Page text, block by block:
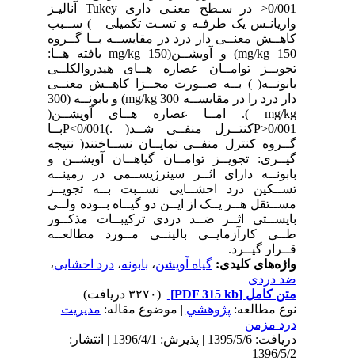
>0/001 در سـطح معنـی داری Tukey آنالیـز
واریانـس یک طرفـه و تسـت تکمیلی ) ســبب
کاهــش معنــی دار درد در مقایســه بــا گــروه
150 mg/kg) و آویشــن(150 mg/kg یافته هــا:
تجویــز توامــان عصاره هــای هیدروالکلــی
بابونــه( ) بــه صــورت مجــزا کاهــش معنــی
دار درد را در مقایســه 300 mg/kg) و بابونــه (300
mg/kg ). امــا عصاره هــای آویشــن(
P>0/001کنتــرل منفــی شــد( .)P<0/001بــا
گــروه کنترل منفــی نمایــان نســاختند( نتیجه
گیــری: تجویــز توامــان گیاهــان آویشــن و
بابونــه دارای اثــر سینرژیســمی در زمینــه
تســکین درد احشــایی نســبت بــه تجویــز
مســتقل هــر یــک از ایــن دو گیــاه بــوده ولــی
بایســتی اثــر ضــد دردی ترکیبــات مذکــور
طــی کارآزمایــی بالینــی مــورد مطالعــه
قــرار گیــرد.
واژه‌های کلیدی:گیاه آویشن،بابونه،درد احشایی،
ضد دردی
متن کامل[PDF 315 kb]
نوع مطالعه:پژوهشي| موضوع مقاله:مديريت
درد مزمن
دریافت: 1395/5/6 | پذیرش: 1396/4/1 | انتشار:
1396/5/2